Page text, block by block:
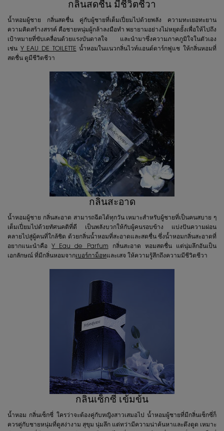
กลิ่นสดชื่น มีชีวิตชีวา
น้ำหอมผู้ชาย กลิ่นสดชื่น คู่กับผู้ชายที่เต็มเปี่ยมไปด้วยพลัง ความทะเยอทะยาน
ความคิดสร้างสรรค์ คือชายหนุ่มผู้กล้าลงมือทำ พยายามอย่างไม่หยุดยั้งเพื่อให้ไปถึง
เป้าหมายที่ขับเคลื่อนด้วยแรงบันดาลใจ และนำมาซึ่งความภาคภูมิใจในตัวเอง
เช่น Y EAU DE TOILETTE น้ำหอมในแนวกลิ่นไวท์แอนด์ดาร์กฟูแช ให้กลิ่นหอมที่
สดชื่น ดูมีชีวิตชีวา
กลิ่นสะอาด
น้ำหอมผู้ชาย กลิ่นสะอาด สามารถฉีดได้ทุกวัน เหมาะสำหรับผู้ชายที่เป็นคนสบาย ๆ
เต็มเปี่ยมไปด้วยทัศนคติที่ดี เป็นพลังบวกให้กับผู้คนรอบข้าง แบ่งปันความผ่อน
คลายไปสู่ผู้คนที่ใกล้ชิด ด้วยกลิ่นน้ำหอมที่สะอาดและสดชื่น ซึ่งน้ำหอมกลิ่นสะอาดที่
อยากแนะนำคือY Eau de Parfum กลิ่นสะอาด หอมสดชื่น แต่นุ่มลึกอันเป็น
เอกลักษณ์ ที่มีกลิ่นหอมจากเบอร์กาม็อทและเสจ ให้ความรู้สึกถึงความมีชีวิตชีวา
กลิ่นเซ็กซี่ เข้มข้น
น้ำหอม กลิ่นเซ็กซี่ ใครว่าจะต้องคู่กับหญิงสาวเสมอไป น้ำหอมผู้ชายที่มีกลิ่นเซ็กซี่ก็
ควรคู่กับชายหนุ่มที่ดูสง่างาม สุขุม นุ่มลึก แต่ทว่ามีความน่าค้นหาและดึงดูด เหมาะ